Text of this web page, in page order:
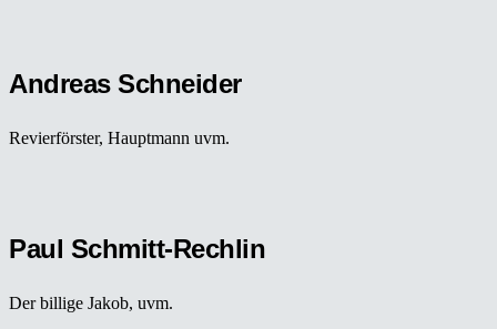
Andreas Schneider
Revierförster, Hauptmann uvm.
Paul Schmitt-Rechlin
Der billige Jakob, uvm.